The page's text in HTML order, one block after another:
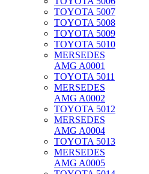
TOYOTA 5007
TOYOTA 5008
TOYOTA 5009
TOYOTA 5010
MERSEDES
AMG A0001
TOYOTA 5011
MERSEDES
AMG A0002
TOYOTA 5012
MERSEDES
AMG A0004
TOYOTA 5013
MERSEDES
AMG A0005